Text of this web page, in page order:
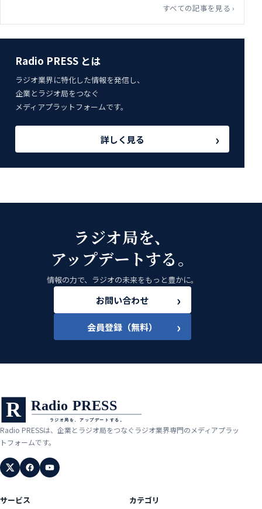
すべての記事を見る ›
Radio PRESS とは
ラジオ業界に特化した情報を発信し、
企業とラジオ局をつなぐ
メディアプラットフォームです。
詳しく見る ›
ラジオ局を、
アップデートする。
情報の力で、ラジオの未来をもっと豊かに。
お問い合わせ ›
会員登録（無料） ›
Radio PRESSは、企業とラジオ局をつなぐラジオ業界専門のメディアプラッ
トフォームです。
サービス カテゴリ